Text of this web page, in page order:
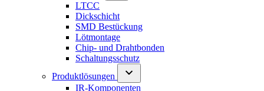
LTCC
Dickschicht
SMD Bestückung
Lötmontage
Chip- und Drahtbonden
Schaltungsschutz
Produktlösungen
IR-Komponenten